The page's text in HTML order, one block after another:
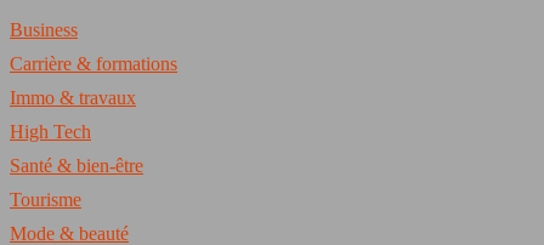
Business
Carrière & formations
Immo & travaux
High Tech
Santé & bien-être
Tourisme
Mode & beauté